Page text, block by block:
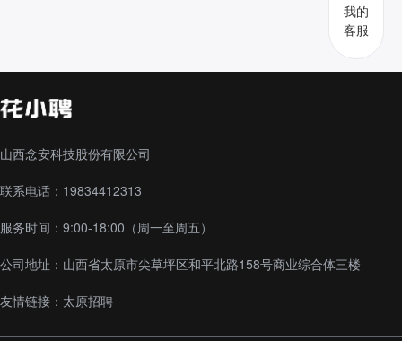
我的
客服
山西念安科技股份有限公司
联系电话：19834412313
服务时间：9:00-18:00（周一至周五）
公司地址：山西省太原市尖草坪区和平北路158号商业综合体三楼
友情链接： 太原招聘